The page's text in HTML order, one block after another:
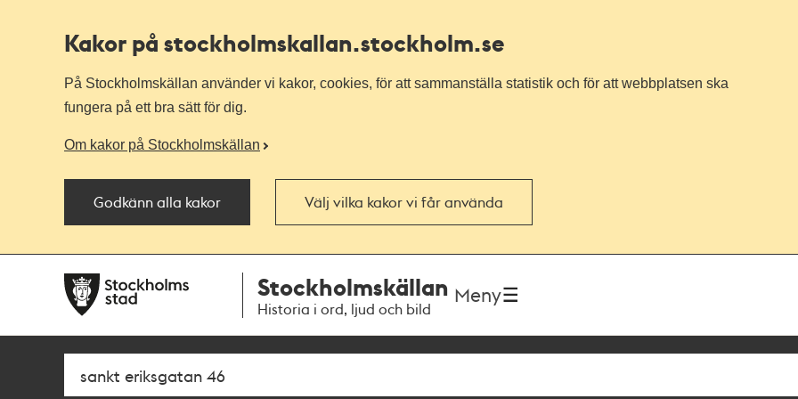
Kakor på stockholmskallan.stockholm.se
På Stockholmskällan använder vi kakor, cookies, för att sammanställa statistik och för att webbplatsen ska
fungera på ett bra sätt för dig.
Om kakor på Stockholmskällan
Godkänn alla kakor Välj vilka kakor vi får använda
navigationen
huvudinnehållet
Stockholmskällan
Historia i ord, ljud och bild
Meny
Sök